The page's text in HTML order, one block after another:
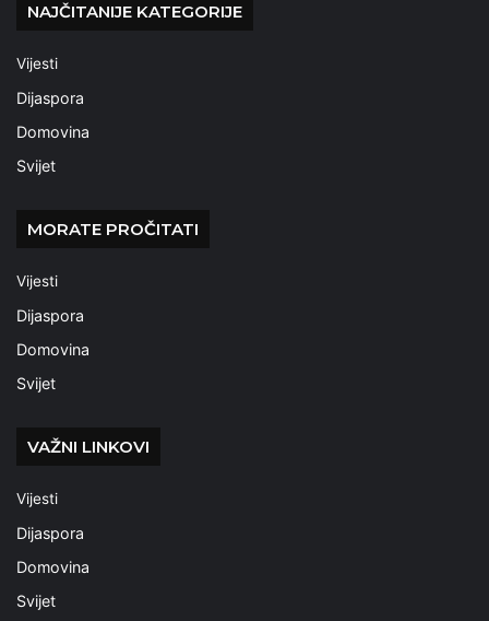
NAJČITANIJE KATEGORIJE
Vijesti
Dijaspora
Domovina
Svijet
MORATE PROČITATI
Vijesti
Dijaspora
Domovina
Svijet
VAŽNI LINKOVI
Vijesti
Dijaspora
Domovina
Svijet